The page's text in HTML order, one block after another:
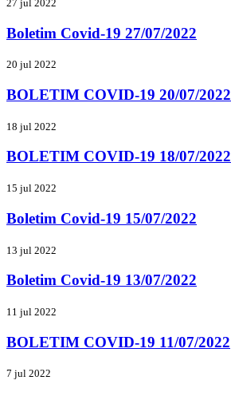
27 jul 2022
Boletim Covid-19 27/07/2022
20 jul 2022
BOLETIM COVID-19 20/07/2022
18 jul 2022
BOLETIM COVID-19 18/07/2022
15 jul 2022
Boletim Covid-19 15/07/2022
13 jul 2022
Boletim Covid-19 13/07/2022
11 jul 2022
BOLETIM COVID-19 11/07/2022
7 jul 2022